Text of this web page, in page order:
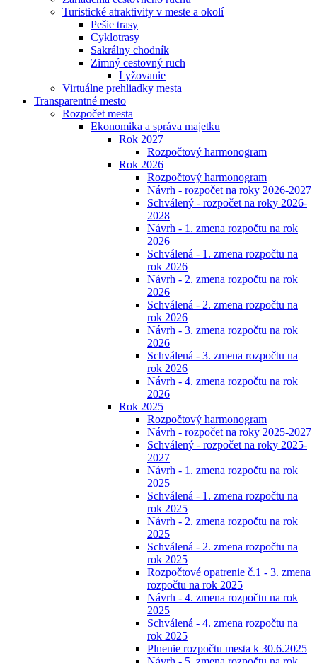
Turistické atraktivity v meste a okolí
Pešie trasy
Cyklotrasy
Sakrálny chodník
Zimný cestovný ruch
Lyžovanie
Virtuálne prehliadky mesta
Transparentné mesto
Rozpočet mesta
Ekonomika a správa majetku
Rok 2027
Rozpočtový harmonogram
Rok 2026
Rozpočtový harmonogram
Návrh - rozpočet na roky 2026-2027
Schválený - rozpočet na roky 2026-
2028
Návrh - 1. zmena rozpočtu na rok
2026
Schválená - 1. zmena rozpočtu na
rok 2026
Návrh - 2. zmena rozpočtu na rok
2026
Schválená - 2. zmena rozpočtu na
rok 2026
Návrh - 3. zmena rozpočtu na rok
2026
Schválená - 3. zmena rozpočtu na
rok 2026
Návrh - 4. zmena rozpočtu na rok
2026
Rok 2025
Rozpočtový harmonogram
Návrh - rozpočet na roky 2025-2027
Schválený - rozpočet na roky 2025-
2027
Návrh - 1. zmena rozpočtu na rok
2025
Schválená - 1. zmena rozpočtu na
rok 2025
Návrh - 2. zmena rozpočtu na rok
2025
Schválená - 2. zmena rozpočtu na
rok 2025
Rozpočtové opatrenie č.1 - 3. zmena
rozpočtu na rok 2025
Návrh - 4. zmena rozpočtu na rok
2025
Schválená - 4. zmena rozpočtu na
rok 2025
Plnenie rozpočtu mesta k 30.6.2025